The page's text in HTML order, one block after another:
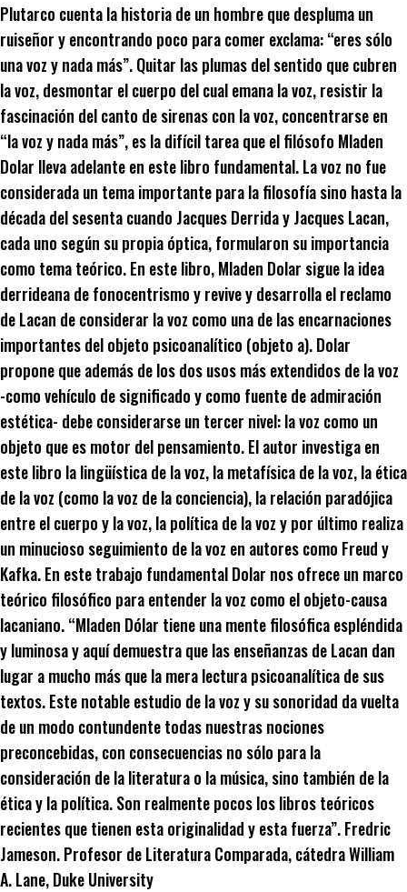
Plutarco cuenta la historia de un hombre que despluma un
ruiseñor y encontrando poco para comer exclama: “eres sólo
una voz y nada más”. Quitar las plumas del sentido que cubren
la voz, desmontar el cuerpo del cual emana la voz, resistir la
fascinación del canto de sirenas con la voz, concentrarse en
“la voz y nada más”, es la difícil tarea que el filósofo Mladen
Dolar lleva adelante en este libro fundamental. La voz no fue
considerada un tema importante para la filosofía sino hasta la
década del sesenta cuando Jacques Derrida y Jacques Lacan,
cada uno según su propia óptica, formularon su importancia
como tema teórico. En este libro, Mladen Dolar sigue la idea
derrideana de fonocentrismo y revive y desarrolla el reclamo
de Lacan de considerar la voz como una de las encarnaciones
importantes del objeto psicoanalítico (objeto a). Dolar
propone que además de los dos usos más extendidos de la voz
-como vehículo de significado y como fuente de admiración
estética- debe considerarse un tercer nivel: la voz como un
objeto que es motor del pensamiento. El autor investiga en
este libro la lingüística de la voz, la metafísica de la voz, la ética
de la voz (como la voz de la conciencia), la relación paradójica
entre el cuerpo y la voz, la política de la voz y por último realiza
un minucioso seguimiento de la voz en autores como Freud y
Kafka. En este trabajo fundamental Dolar nos ofrece un marco
teórico filosófico para entender la voz como el objeto-causa
lacaniano. “Mladen Dólar tiene una mente filosófica espléndida
y luminosa y aquí demuestra que las enseñanzas de Lacan dan
lugar a mucho más que la mera lectura psicoanalítica de sus
textos. Este notable estudio de la voz y su sonoridad da vuelta
de un modo contundente todas nuestras nociones
preconcebidas, con consecuencias no sólo para la
consideración de la literatura o la música, sino también de la
ética y la política. Son realmente pocos los libros teóricos
recientes que tienen esta originalidad y esta fuerza”. Fredric
Jameson. Profesor de Literatura Comparada, cátedra William
A. Lane, Duke University